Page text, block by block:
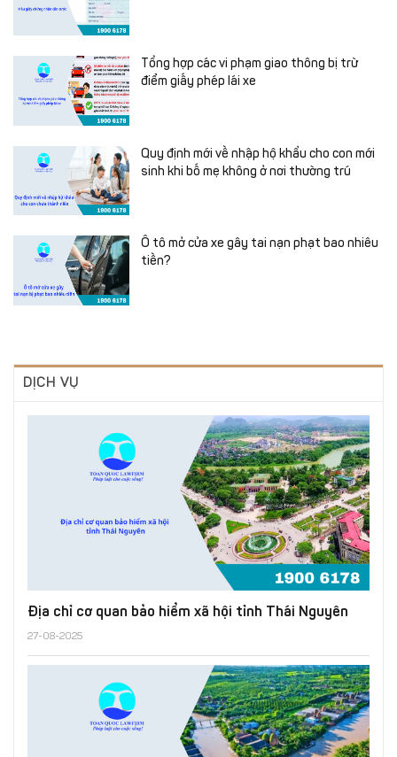
Tổng hợp các vi phạm giao thông bị trừ
điểm giấy phép lái xe
Quy định mới về nhập hộ khẩu cho con mới
sinh khi bố mẹ không ở nơi thường trú
Ô tô mở cửa xe gây tai nạn phạt bao nhiêu
tiền?
DỊCH VỤ
Địa chỉ cơ quan bảo hiểm xã hội tỉnh Thái Nguyên
27-08-2025